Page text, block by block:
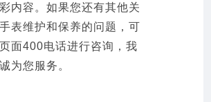
内容。如果您还有其他关
表维护和保养的问题，可
面400电话进行咨询，我
为您服务。